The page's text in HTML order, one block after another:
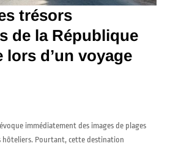
trésors
de la République
lors d’un voyage
immédiatement des images de plages
hôteliers. Pourtant, cette destination